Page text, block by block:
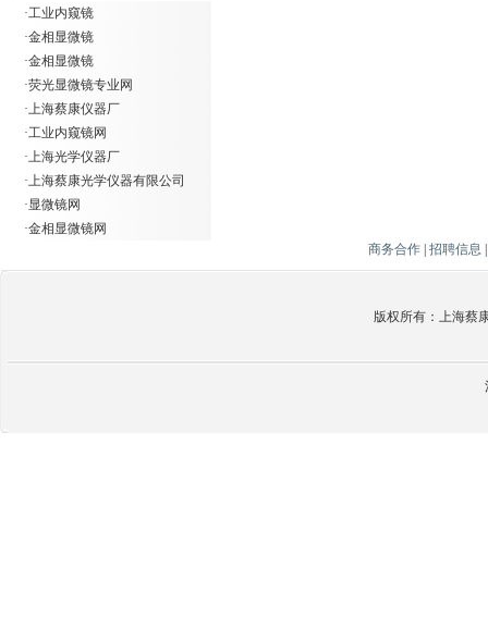
·工业内窥镜
·金相显微镜
·金相显微镜
·荧光显微镜专业网
·上海蔡康仪器厂
·工业内窥镜网
·上海光学仪器厂
·上海蔡康光学仪器有限公司
·显微镜网
·金相显微镜网
商务合作 招聘信息
版权所有：上海蔡